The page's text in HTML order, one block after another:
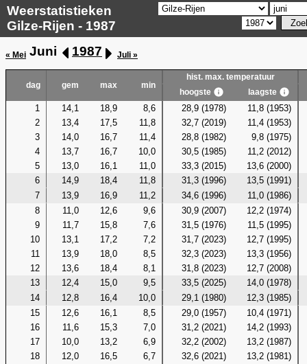
Weerstatistieken
Gilze-Rijen - 1987
« Mei Juni 1987 Juli »
dag gem max min
hist. max. temperatuur
hoogste
laagste
1 14,1 18,9 8,6 28,9 (1978)
11,8 (1953)
2
13,4 17,5 11,8 32,7 (2019)
11,4 (1953)
3
14,0 16,7 11,4 28,8 (1982)
9,8 (1975)
4
13,7 16,7 10,0 30,5 (1985)
11,2 (2012)
5
13,0 16,1 11,0 33,3 (2015)
13,6 (2000)
6
14,9 18,4 11,8 31,3 (1996)
13,5 (1991)
7
13,9 16,9 11,2 34,6 (1996)
11,0 (1986)
8
11,0 12,6 9,6 30,9 (2007)
12,2 (1974)
9
11,7 15,8 7,6 31,5 (1976)
11,5 (1995)
10
13,1 17,2 7,2 31,7 (2023)
12,7 (1995)
11
13,9 18,0 8,5 32,3 (2023)
13,3 (1956)
12
13,6 18,4 8,1 31,8 (2023)
12,7 (2008)
13
12,4 15,0 9,5 33,5 (2025)
14,0 (1978)
14
12,8 16,4 10,0 29,1 (1980)
12,3 (1985)
15
12,6 16,1 8,5 29,0 (1957)
10,4 (1971)
16
11,6 15,3 7,0 31,2 (2021)
14,2 (1993)
17
10,0 13,2 6,9 32,2 (2002)
13,2 (1987)
18
12,0 16,5 6,7 32,6 (2021)
13,2 (1981)